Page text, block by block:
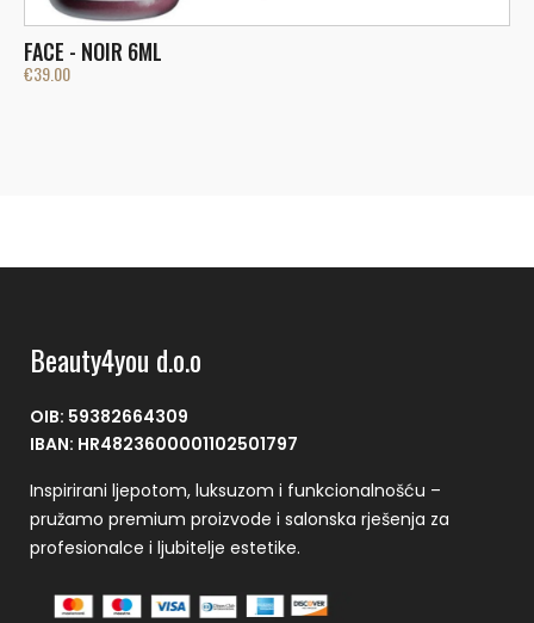
FACE - NOIR 6ML
€39.00
Beauty4you d.o.o
OIB: 59382664309
IBAN: HR4823600001102501797
Inspirirani ljepotom, luksuzom i funkcionalnošću –
pružamo premium proizvode i salonska rješenja za
profesionalce i ljubitelje estetike.